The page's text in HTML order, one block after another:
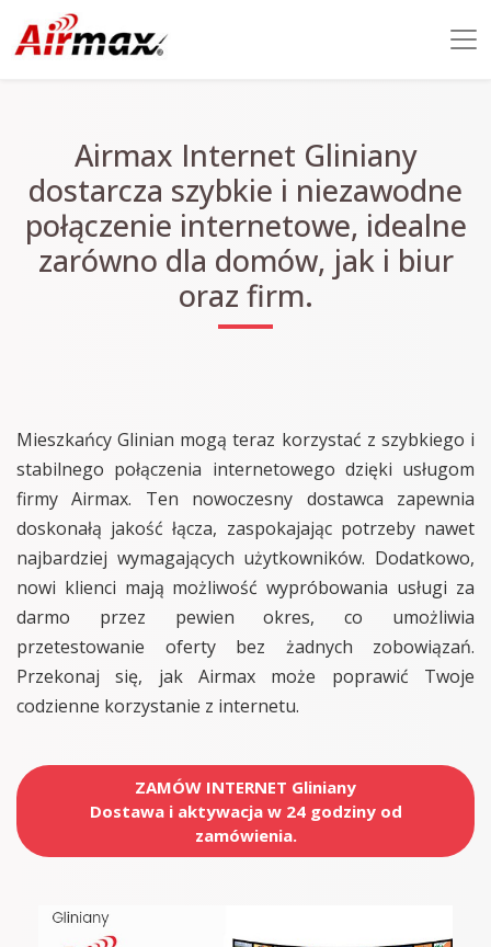
Airmax Internet Gliniany
dostarcza szybkie i niezawodne
połączenie internetowe, idealne
zarówno dla domów, jak i biur
oraz firm.
Mieszkańcy Glinian mogą teraz korzystać z szybkiego i
stabilnego połączenia internetowego dzięki usługom
firmy Airmax. Ten nowoczesny dostawca zapewnia
doskonałą jakość łącza, zaspokajając potrzeby nawet
najbardziej wymagających użytkowników. Dodatkowo,
nowi klienci mają możliwość wypróbowania usługi za
darmo przez pewien okres, co umożliwia
przetestowanie oferty bez żadnych zobowiązań.
Przekonaj się, jak Airmax może poprawić Twoje
codzienne korzystanie z internetu.
ZAMÓW INTERNET Gliniany
Dostawa i aktywacja w 24 godziny od
zamówienia.